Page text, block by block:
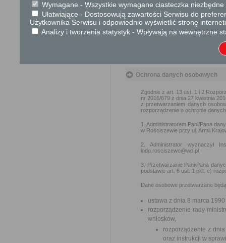
Podstawa prawna
Ustawa z dnia 23
Ustawa z dnia 21
cywilnego (Dz. U.
Ochrona danych osobowych
Zgodnie z art. 13 ust. 1 i 2
nr 2016/679 z dnia 27 kwietnia
z przetwarzaniem danych
rozporządzenie o ochronie
1. Administratorem Pani/Pana
w Rościszewie przy ul. Armii
2. Administrator wyznaczył
iodo.rosciszewo@wp.pl
3. Przetwarzanie Pani/Pana
podstawie art. 6 ust. 1 pkt. c)
Dane osobowe przetwarzane
ustawa z dnia 8 marca
rozporządzenie rady
wniosków,
rozporządzenie z
oraz instrukcji w
Wymagane - Wszystkie wymagane ciasteczka
Ułatwiające - Dostosowują zawartości Serwisu do
Użytkownika Serwisu i odpowiednio wyświetlić stronę
Analizy i tworzenia statystyk - Wpływają na wewnętrzne